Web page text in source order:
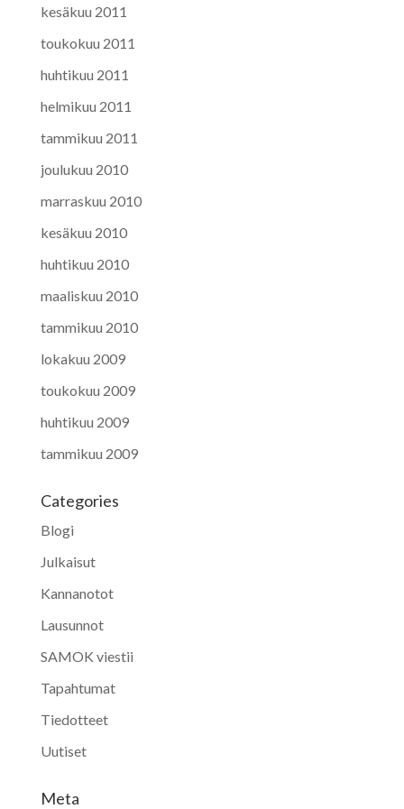
kesäkuu 2011
toukokuu 2011
huhtikuu 2011
helmikuu 2011
tammikuu 2011
joulukuu 2010
marraskuu 2010
kesäkuu 2010
huhtikuu 2010
maaliskuu 2010
tammikuu 2010
lokakuu 2009
toukokuu 2009
huhtikuu 2009
tammikuu 2009
Categories
Blogi
Julkaisut
Kannanotot
Lausunnot
SAMOK viestii
Tapahtumat
Tiedotteet
Uutiset
Meta